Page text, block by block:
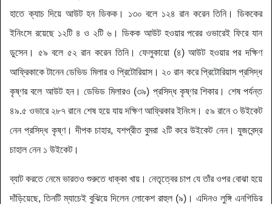
হাতে ক্যাচ দিয়ে আউট হন ডিকক। ১৩০ বলে ১২৪ রান করেন তিনি। ডিককের
ইনিংসে রয়েছে ১২টি ৪ ও ২টি ৬। ডিকক আউট হওয়ার পরের ওভারেই ফিরে যান
ডুসেন। ৫৯ বলে ৫২ রান করেন তিনি। ফেলুকায়ো (‌৪)‌ আউট হওয়ার পর দক্ষিণ
আফ্রিকাকে টানেন ডেভিড মিলার ও প্রিটোরিয়াস। ২০ রান করে প্রিটোরিয়াস প্রসিদ্ধ
কৃষ্ণর বলে আউট হন। ডেভিড মিলারও (‌৩৯)‌ প্রসিদ্ধ কৃষ্ণর শিকার। শেষ পর্যন্ত
৪৯.‌৫ ওভারে ২৮৭ রানে শেষ হয়ে যায় দক্ষিণ আফ্রিকার ইনিংস। ৫৯ রানে ৩ উইকেট
নেন প্রসিদ্ধ কৃষ্ণ। ‌দীপক চাহার, যশপ্রীত বুমরা ২টি করে উইকেট নেন। যুজবেন্দ্র
চাহাল নেন ১ উইকেট।
ব্যাট করতে নেমে ভারতও শুরুতে ধাক্কা খায়। নেতৃত্বের চাপ যে তাঁর ওপর বোঝা হয়ে
দাঁড়িয়েছে, তিনটি ম্যাচেই বুঝিয়ে দিলেন লোকেশ রাহুল (‌৯)‌। এদিনও লুঙ্গি এনগিডির